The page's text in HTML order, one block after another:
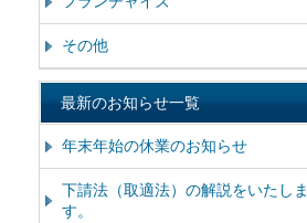
その他
最新のお知らせ一覧
年末年始の休業のお知らせ
下請法（取適法）の解説をいたしま
す。